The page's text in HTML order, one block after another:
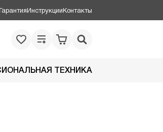
ИнструкцииКонтакты
ТЕХНИКА